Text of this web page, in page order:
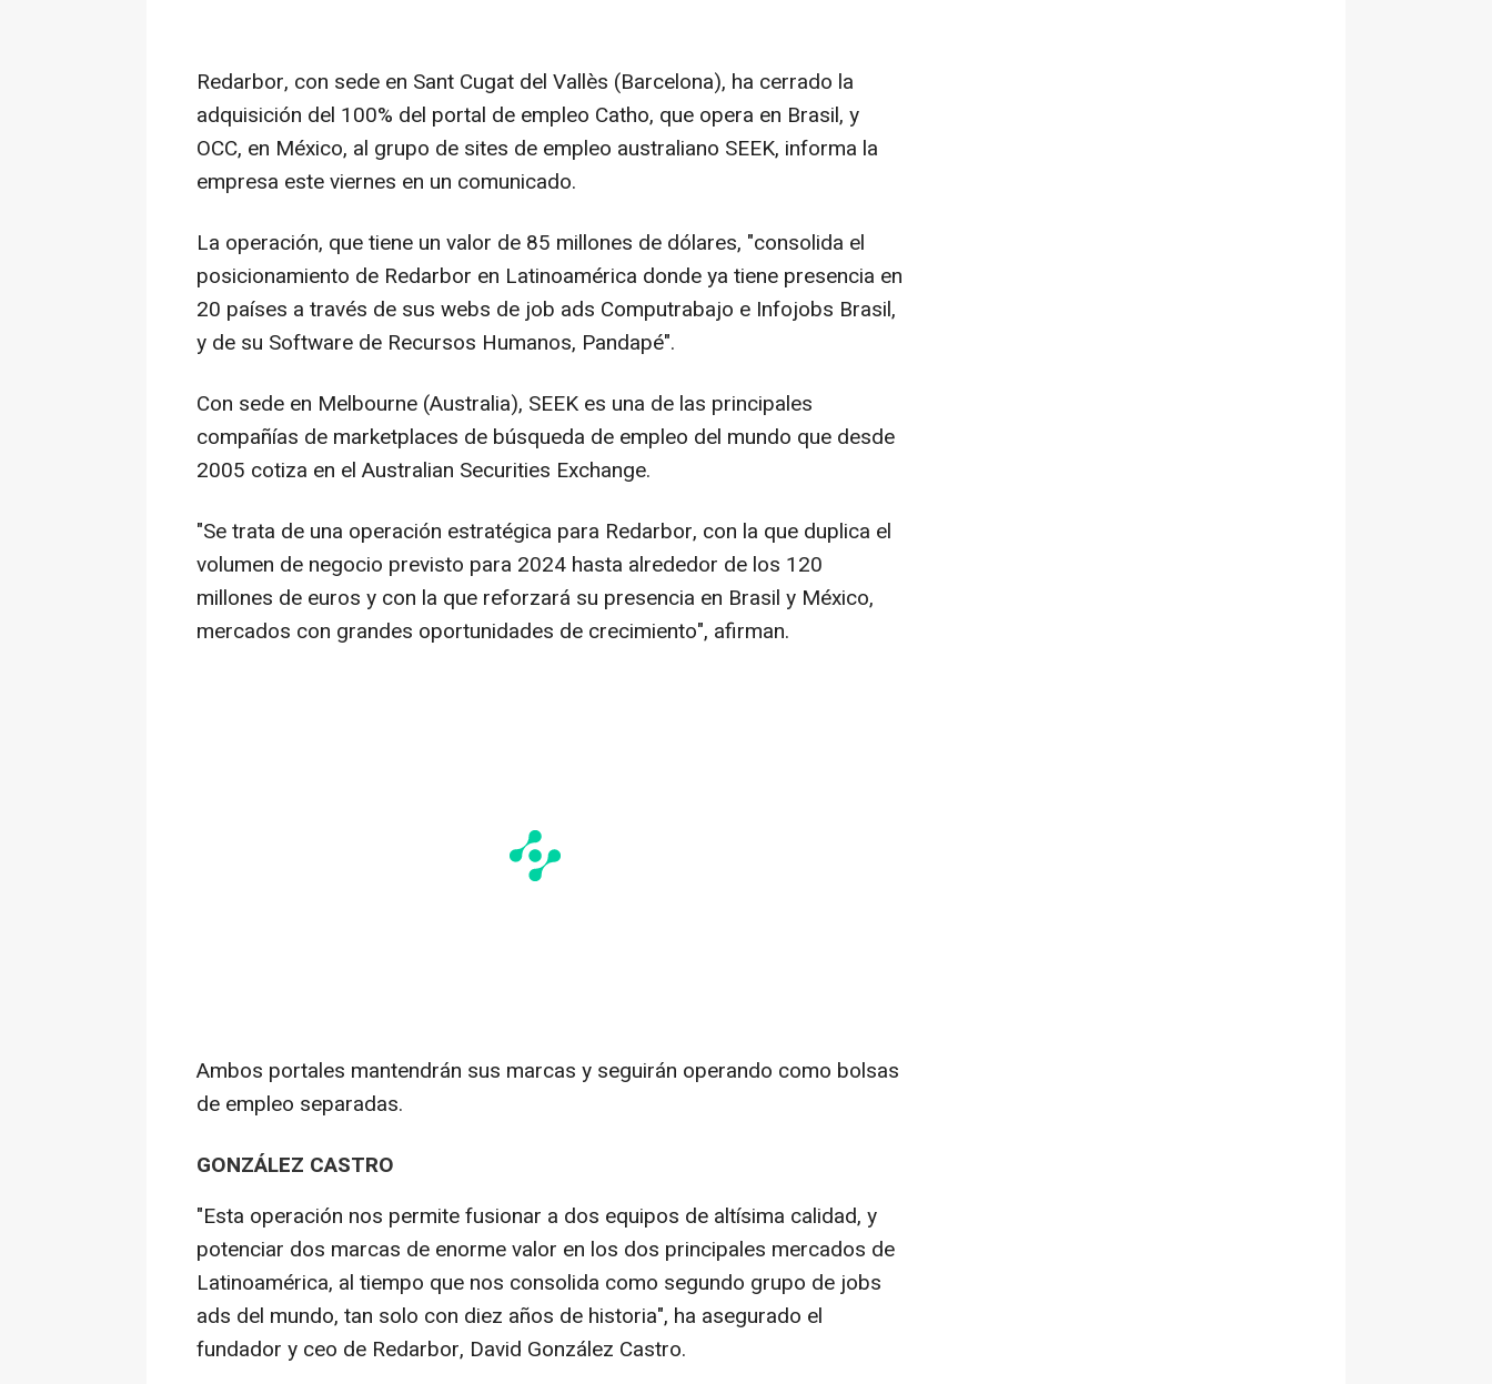
Redarbor, con sede en Sant Cugat del Vallès (Barcelona), ha cerrado la
adquisición del 100% del portal de empleo Catho, que opera en Brasil, y
OCC, en México, al grupo de sites de empleo australiano SEEK, informa la
empresa este viernes en un comunicado.
La operación, que tiene un valor de 85 millones de dólares, "consolida el
posicionamiento de Redarbor en Latinoamérica donde ya tiene presencia en
20 países a través de sus webs de job ads Computrabajo e Infojobs Brasil,
y de su Software de Recursos Humanos, Pandapé".
Con sede en Melbourne (Australia), SEEK es una de las principales
compañías de marketplaces de búsqueda de empleo del mundo que desde
2005 cotiza en el Australian Securities Exchange.
"Se trata de una operación estratégica para Redarbor, con la que duplica el
volumen de negocio previsto para 2024 hasta alrededor de los 120
millones de euros y con la que reforzará su presencia en Brasil y México,
mercados con grandes oportunidades de crecimiento", afirman.
Ambos portales mantendrán sus marcas y seguirán operando como bolsas
de empleo separadas.
GONZÁLEZ CASTRO
"Esta operación nos permite fusionar a dos equipos de altísima calidad, y
potenciar dos marcas de enorme valor en los dos principales mercados de
Latinoamérica, al tiempo que nos consolida como segundo grupo de jobs
ads del mundo, tan solo con diez años de historia", ha asegurado el
fundador y ceo de Redarbor, David González Castro.